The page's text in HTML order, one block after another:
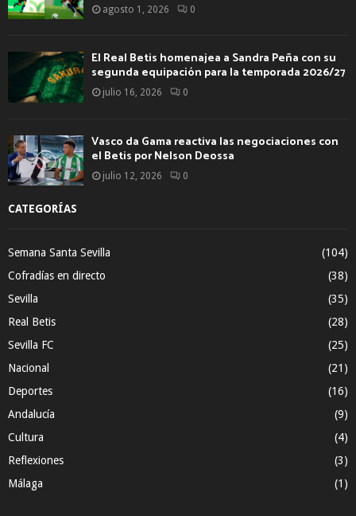
agosto 1, 2026 0
El Real Betis homenajea a Sandra Peña con su
segunda equipación para la temporada 2026/27
julio 16, 2026 0
Vasco da Gama reactiva las negociaciones con
el Betis por Nelson Deossa
julio 12, 2026 0
CATEGORÍAS
Semana Santa Sevilla
(104)
Cofradías en directo
(38)
Sevilla
(35)
Real Betis
(28)
Sevilla FC
(25)
Nacional
(21)
Deportes
(16)
Andalucía
(9)
Cultura
(4)
Reflexiones
(3)
Málaga
(1)